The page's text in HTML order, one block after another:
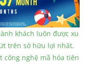
khách luôn được xu
trên sở hữu lợi nhất.
công nghệ mã hóa tiên